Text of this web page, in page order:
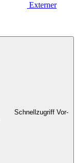
Externer
Schnellzugriff Vor-